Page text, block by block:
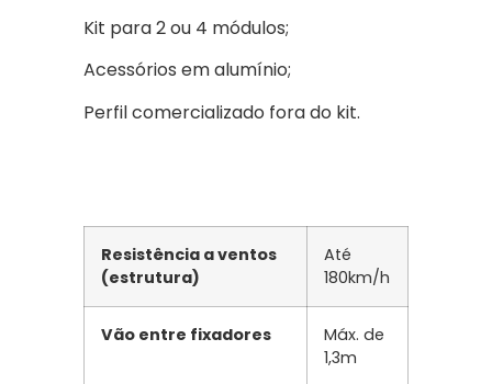
Kit para 2 ou 4 módulos;
Acessórios em alumínio;
Perfil comercializado fora do kit.
Resistência a ventos
(estrutura)
Até
180km/h
Vão entre fixadores
Máx. de
1,3m